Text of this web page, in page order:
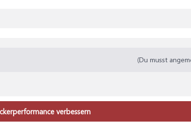
(Du musst
verbessern